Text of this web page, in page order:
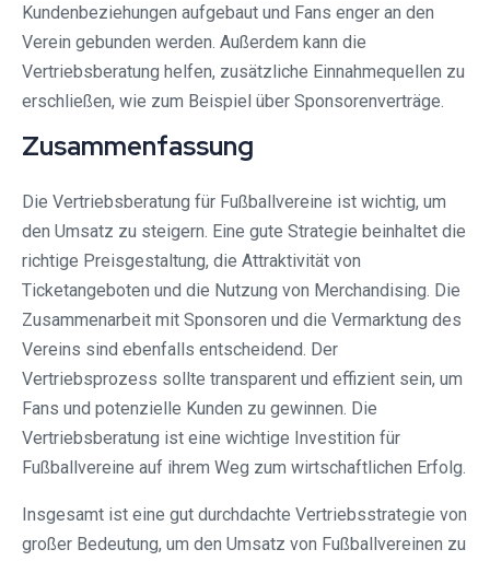
Kundenbeziehungen aufgebaut und Fans enger an den
Verein gebunden werden. Außerdem kann die
Vertriebsberatung helfen, zusätzliche Einnahmequellen zu
erschließen, wie zum Beispiel über Sponsorenverträge.
Zusammenfassung
Die Vertriebsberatung für Fußballvereine ist wichtig, um
den Umsatz zu steigern. Eine gute Strategie beinhaltet die
richtige Preisgestaltung, die Attraktivität von
Ticketangeboten und die Nutzung von Merchandising. Die
Zusammenarbeit mit Sponsoren und die Vermarktung des
Vereins sind ebenfalls entscheidend. Der
Vertriebsprozess sollte transparent und effizient sein, um
Fans und potenzielle Kunden zu gewinnen. Die
Vertriebsberatung ist eine wichtige Investition für
Fußballvereine auf ihrem Weg zum wirtschaftlichen Erfolg.
Insgesamt ist eine gut durchdachte Vertriebsstrategie von
großer Bedeutung, um den Umsatz von Fußballvereinen zu